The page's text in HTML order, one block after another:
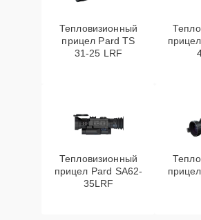
Тепловизионный
прицел Pard TS
31-25 LRF
Тепловизионный
прицел Pard SA62-
35LRF